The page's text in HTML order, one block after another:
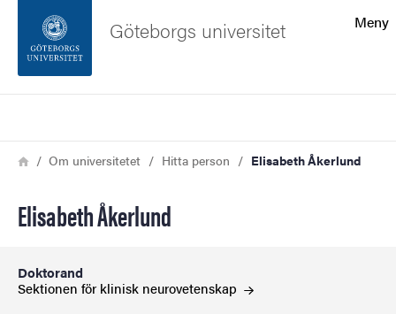
Sidfoten
Meny
Göteborgs universitet
Länkstig
HemOm universitetet Hitta person Elisabeth Åkerlund
Elisabeth Åkerlund
Doktorand
Sektionen för klinisk neurovetenskap